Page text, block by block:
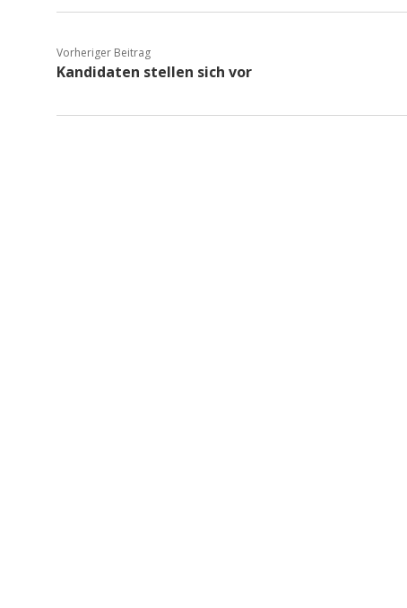
Vorheriger Beitrag
Kandidaten stellen sich vor